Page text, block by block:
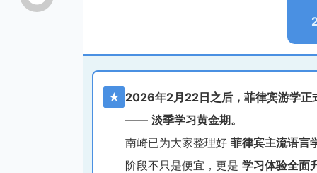
★ 2026年2月22日之后，菲律宾游学正
—— 淡季学习黄金期。
南崎已为大家整理好 菲律宾主流语言
阶段不只是便宜，更是 学习体验全面